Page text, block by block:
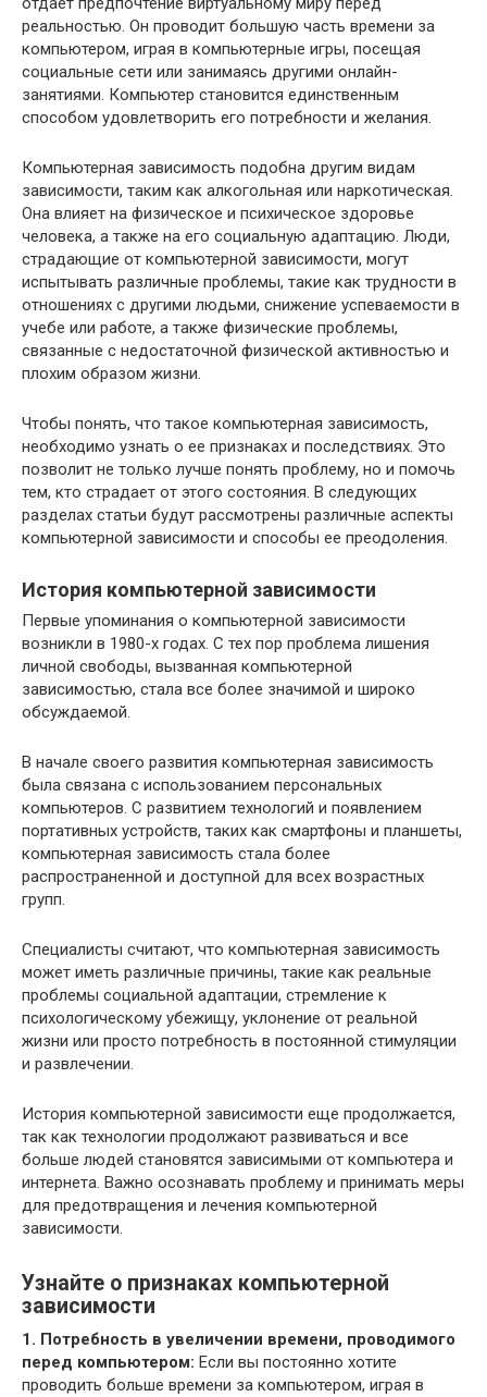
реальностью. Он проводит большую часть времени за
компьютером, играя в компьютерные игры, посещая
социальные сети или занимаясь другими онлайн-
занятиями. Компьютер становится единственным
способом удовлетворить его потребности и желания.
Компьютерная зависимость подобна другим видам
зависимости, таким как алкогольная или наркотическая.
Она влияет на физическое и психическое здоровье
человека, а также на его социальную адаптацию. Люди,
страдающие от компьютерной зависимости, могут
испытывать различные проблемы, такие как трудности в
отношениях с другими людьми, снижение успеваемости в
учебе или работе, а также физические проблемы,
связанные с недостаточной физической активностью и
плохим образом жизни.
Чтобы понять, что такое компьютерная зависимость,
необходимо узнать о ее признаках и последствиях. Это
позволит не только лучше понять проблему, но и помочь
тем, кто страдает от этого состояния. В следующих
разделах статьи будут рассмотрены различные аспекты
компьютерной зависимости и способы ее преодоления.
История компьютерной зависимости
Первые упоминания о компьютерной зависимости
возникли в 1980-х годах. С тех пор проблема лишения
личной свободы, вызванная компьютерной
зависимостью, стала все более значимой и широко
обсуждаемой.
В начале своего развития компьютерная зависимость
была связана с использованием персональных
компьютеров. С развитием технологий и появлением
портативных устройств, таких как смартфоны и планшеты,
компьютерная зависимость стала более
распространенной и доступной для всех возрастных
групп.
Специалисты считают, что компьютерная зависимость
может иметь различные причины, такие как реальные
проблемы социальной адаптации, стремление к
психологическому убежищу, уклонение от реальной
жизни или просто потребность в постоянной стимуляции
и развлечении.
История компьютерной зависимости еще продолжается,
так как технологии продолжают развиваться и все
больше людей становятся зависимыми от компьютера и
интернета. Важно осознавать проблему и принимать меры
для предотвращения и лечения компьютерной
зависимости.
Узнайте о признаках компьютерной
зависимости
1. Потребность в увеличении времени, проводимого
перед компьютером: Если вы постоянно хотите
проводить больше времени за компьютером, играя в